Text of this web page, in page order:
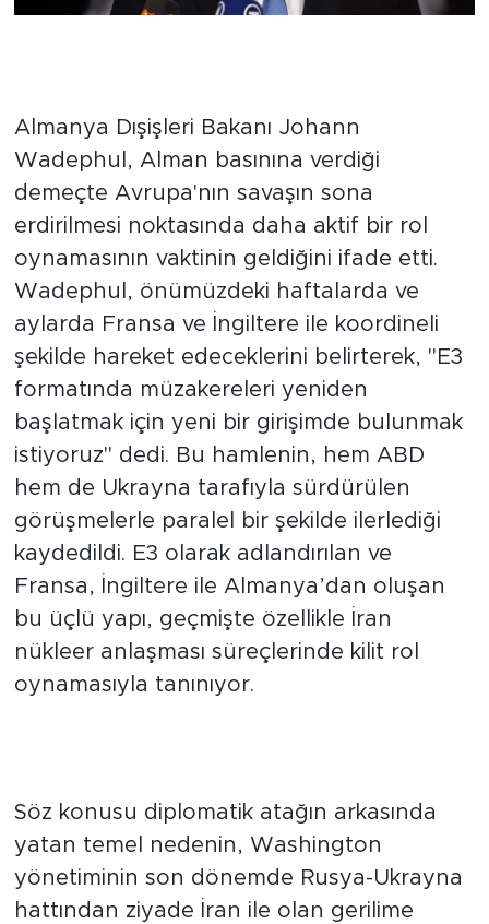
Almanya Dışişleri Bakanı Johann
Wadephul, Alman basınına verdiği
demeçte Avrupa'nın savaşın sona
erdirilmesi noktasında daha aktif bir rol
oynamasının vaktinin geldiğini ifade etti.
Wadephul, önümüzdeki haftalarda ve
aylarda Fransa ve İngiltere ile koordineli
şekilde hareket edeceklerini belirterek, "E3
formatında müzakereleri yeniden
başlatmak için yeni bir girişimde bulunmak
istiyoruz" dedi. Bu hamlenin, hem ABD
hem de Ukrayna tarafıyla sürdürülen
görüşmelerle paralel bir şekilde ilerlediği
kaydedildi. E3 olarak adlandırılan ve
Fransa, İngiltere ile Almanya’dan oluşan
bu üçlü yapı, geçmişte özellikle İran
nükleer anlaşması süreçlerinde kilit rol
oynamasıyla tanınıyor.
Söz konusu diplomatik atağın arkasında
yatan temel nedenin, Washington
yönetiminin son dönemde Rusya-Ukrayna
hattından ziyade İran ile olan gerilime